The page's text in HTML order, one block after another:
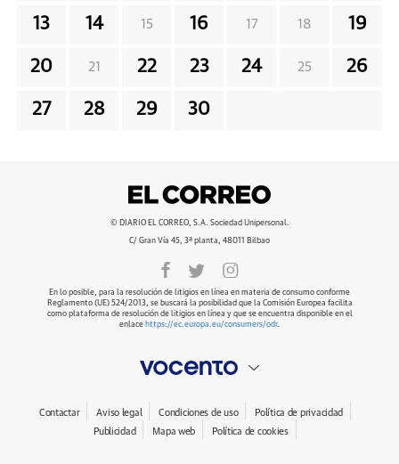
13 14 15 16 17 18 19
20 21 22 23 24 25 26
27 28 29 30
© DIARIO EL CORREO, S.A. Sociedad Unipersonal.
C/ Gran Vía 45, 3ª planta, 48011 Bilbao
En lo posible, para la resolución de litigios en línea en materia de consumo conforme
Reglamento (UE) 524/2013, se buscará la posibilidad que la Comisión Europea facilita
como plataforma de resolución de litigios en línea y que se encuentra disponible en el
enlace https://ec.europa.eu/consumers/odr.
Contactar Aviso legal Condiciones de uso
Política de privacidad
Publicidad
Mapa web Política de cookies